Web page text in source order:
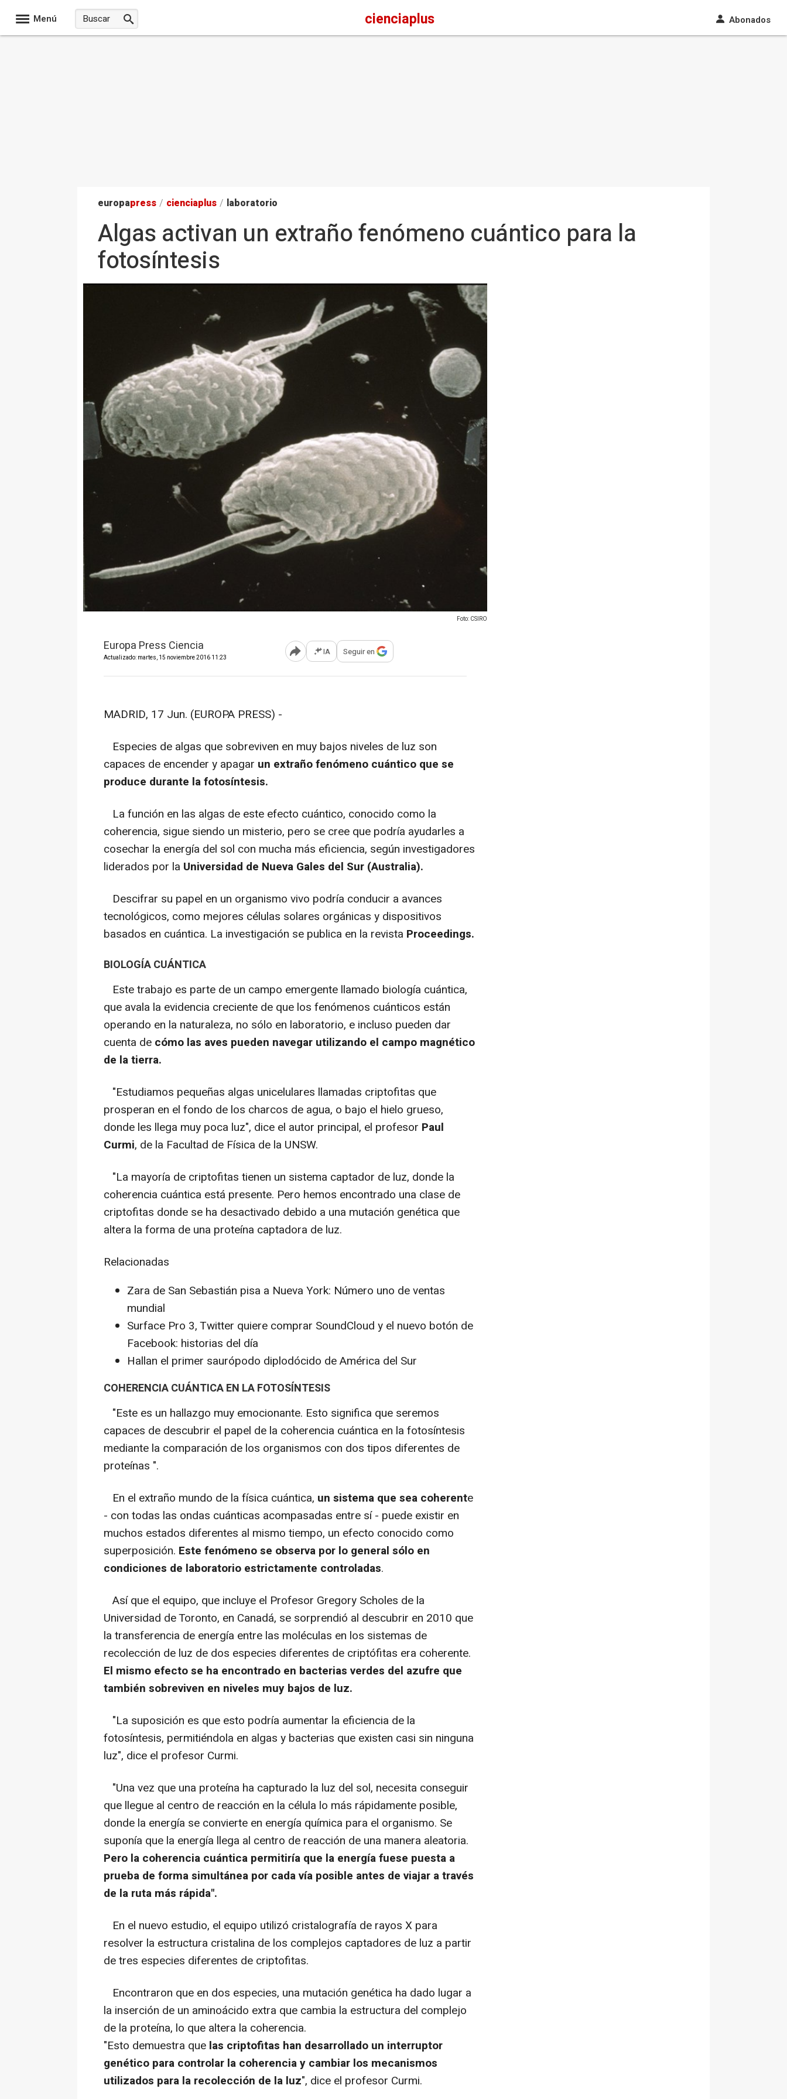
Menú cienciaplus Abonados
europapress / cienciaplus / laboratorio
Algas activan un extraño fenómeno cuántico para la
fotosíntesis
Foto: CSIRO
Europa Press Ciencia
Actualizado: martes, 15 noviembre 2016 11:23 Abrir opciones para compartir
IA Seguir en
MADRID, 17 Jun. (EUROPA PRESS) -
Especies de algas que sobreviven en muy bajos niveles de luz son
capaces de encender y apagar un extraño fenómeno cuántico que se
produce durante la fotosíntesis.
La función en las algas de este efecto cuántico, conocido como la
coherencia, sigue siendo un misterio, pero se cree que podría ayudarles a
cosechar la energía del sol con mucha más eficiencia, según investigadores
liderados por la Universidad de Nueva Gales del Sur (Australia).
Descifrar su papel en un organismo vivo podría conducir a avances
tecnológicos, como mejores células solares orgánicas y dispositivos
basados en cuántica. La investigación se publica en la revista Proceedings.
BIOLOGÍA CUÁNTICA
Este trabajo es parte de un campo emergente llamado biología cuántica,
que avala la evidencia creciente de que los fenómenos cuánticos están
operando en la naturaleza, no sólo en laboratorio, e incluso pueden dar
cuenta de cómo las aves pueden navegar utilizando el campo magnético
de la tierra.
"Estudiamos pequeñas algas unicelulares llamadas criptofitas que
prosperan en el fondo de los charcos de agua, o bajo el hielo grueso,
donde les llega muy poca luz", dice el autor principal, el profesor Paul
Curmi, de la Facultad de Física de la UNSW.
"La mayoría de criptofitas tienen un sistema captador de luz, donde la
coherencia cuántica está presente. Pero hemos encontrado una clase de
criptofitas donde se ha desactivado debido a una mutación genética que
altera la forma de una proteína captadora de luz.
Relacionadas
Zara de San Sebastián pisa a Nueva York: Número uno de ventas
mundial
Surface Pro 3, Twitter quiere comprar SoundCloud y el nuevo botón de
Facebook: historias del día
Hallan el primer saurópodo diplodócido de América del Sur
COHERENCIA CUÁNTICA EN LA FOTOSÍNTESIS
"Este es un hallazgo muy emocionante. Esto significa que seremos
capaces de descubrir el papel de la coherencia cuántica en la fotosíntesis
mediante la comparación de los organismos con dos tipos diferentes de
proteínas ".
En el extraño mundo de la física cuántica, un sistema que sea coherente
- con todas las ondas cuánticas acompasadas entre sí - puede existir en
muchos estados diferentes al mismo tiempo, un efecto conocido como
superposición. Este fenómeno se observa por lo general sólo en
condiciones de laboratorio estrictamente controladas.
Así que el equipo, que incluye el Profesor Gregory Scholes de la
Universidad de Toronto, en Canadá, se sorprendió al descubrir en 2010 que
la transferencia de energía entre las moléculas en los sistemas de
recolección de luz de dos especies diferentes de criptófitas era coherente.
El mismo efecto se ha encontrado en bacterias verdes del azufre que
también sobreviven en niveles muy bajos de luz.
"La suposición es que esto podría aumentar la eficiencia de la
fotosíntesis, permitiéndola en algas y bacterias que existen casi sin ninguna
luz", dice el profesor Curmi.
"Una vez que una proteína ha capturado la luz del sol, necesita conseguir
que llegue al centro de reacción en la célula lo más rápidamente posible,
donde la energía se convierte en energía química para el organismo. Se
suponía que la energía llega al centro de reacción de una manera aleatoria.
Pero la coherencia cuántica permitiría que la energía fuese puesta a
prueba de forma simultánea por cada vía posible antes de viajar a través
de la ruta más rápida".
En el nuevo estudio, el equipo utilizó cristalografía de rayos X para
resolver la estructura cristalina de los complejos captadores de luz a partir
de tres especies diferentes de criptofitas.
Encontraron que en dos especies, una mutación genética ha dado lugar a
la inserción de un aminoácido extra que cambia la estructura del complejo
de la proteína, lo que altera la coherencia.
"Esto demuestra que las criptofitas han desarrollado un interruptor
genético para controlar la coherencia y cambiar los mecanismos
utilizados para la recolección de la luz", dice el profesor Curmi.